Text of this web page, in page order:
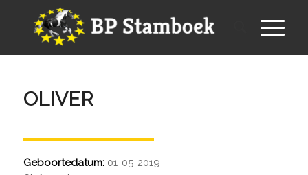
OLIVER
Geboortedatum: 01-05-2019